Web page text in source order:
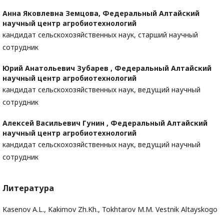
Анна Яковлевна Земцова, Федеральный Алтайский
научный центр агробиотехнологий
кандидат сельскохозяйственных наук, старший научный
сотрудник
Юрий Анатольевич Зубарев , Федеральный Алтайский
научный центр агробиотехнологий
кандидат сельскохозяйственных наук, ведущий научный
сотрудник
Алексей Васильевич Гунин , Федеральный Алтайский
научный центр агробиотехнологий
кандидат сельскохозяйственных наук, ведущий научный
сотрудник
Литература
Kasenov A.L., Kakimov Zh.Kh., Tokhtarov M.M. Vestnik Altayskogo